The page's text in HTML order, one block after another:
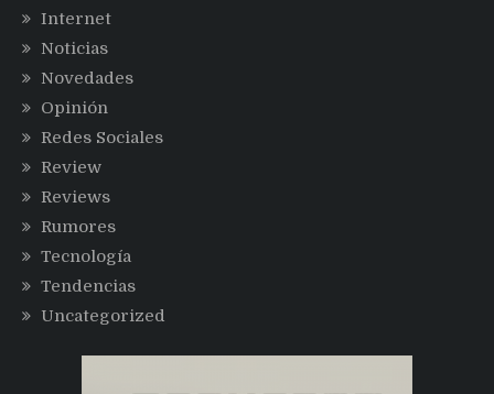
Internet
Noticias
Novedades
Opinión
Redes Sociales
Review
Reviews
Rumores
Tecnología
Tendencias
Uncategorized